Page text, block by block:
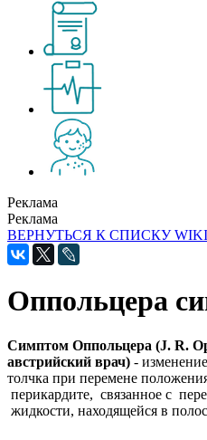
Реклама
Реклама
ВЕРНУТЬСЯ К СПИСКУ
Оппольцера
Симптом Оппольцера (J. R.
австрийский врач) -
толчка при перемене
перикардите, связанное с
жидкости, находящейся в